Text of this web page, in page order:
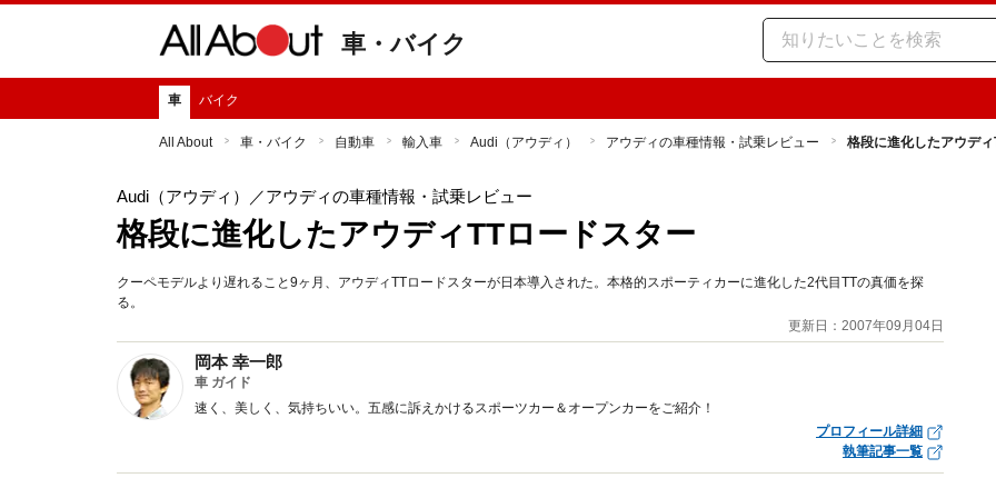
車・バイク
車 バイク
All About 車・バイク 自動車 輸入車 Audi（アウディ） アウディの車種情報・試乗レビュー 格段に進化したアウデ
Audi（アウディ） ／アウディの車種情報・試乗レビュー
格段に進化したアウディTTロードスター
クーペモデルより遅れること9ヶ月、アウディTTロードスターが日本導入された。本格的スポーティカーに進化した2代目TTの真価を探
る。
更新日：2007年09月04日
岡本 幸一郎
車 ガイド
速く、美しく、気持ちいい。五感に訴えかけるスポーツカー＆オープンカーをご紹介！
プロフィール詳細
執筆記事一覧